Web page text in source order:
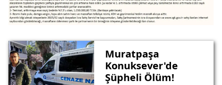
Muratpaşa
Konuksever'de
Şüpheli Ölüm!